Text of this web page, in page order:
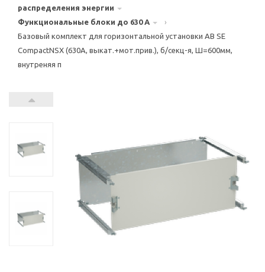
распределения энергии
Функциональные блоки до 630 А
›
Базовый комплект для горизонтальной установки АВ SE
CompactNSX (630A, выкат.+мот.прив.), б/секц-я, Ш=600мм,
внутреняя п